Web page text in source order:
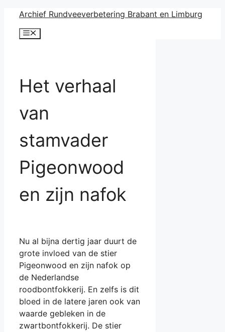
naar
Archief Rundveeverbetering Brabant en Limburg
Menu
Het verhaal
van
stamvader
Pigeonwood
en zijn nafok
Nu al bijna dertig jaar duurt de
grote invloed van de stier
Pigeonwood en zijn nafok op
de Nederlandse
roodbontfokkerij. En zelfs is dit
bloed in de latere jaren ook van
waarde gebleken in de
zwartbontfokkerij. De stier